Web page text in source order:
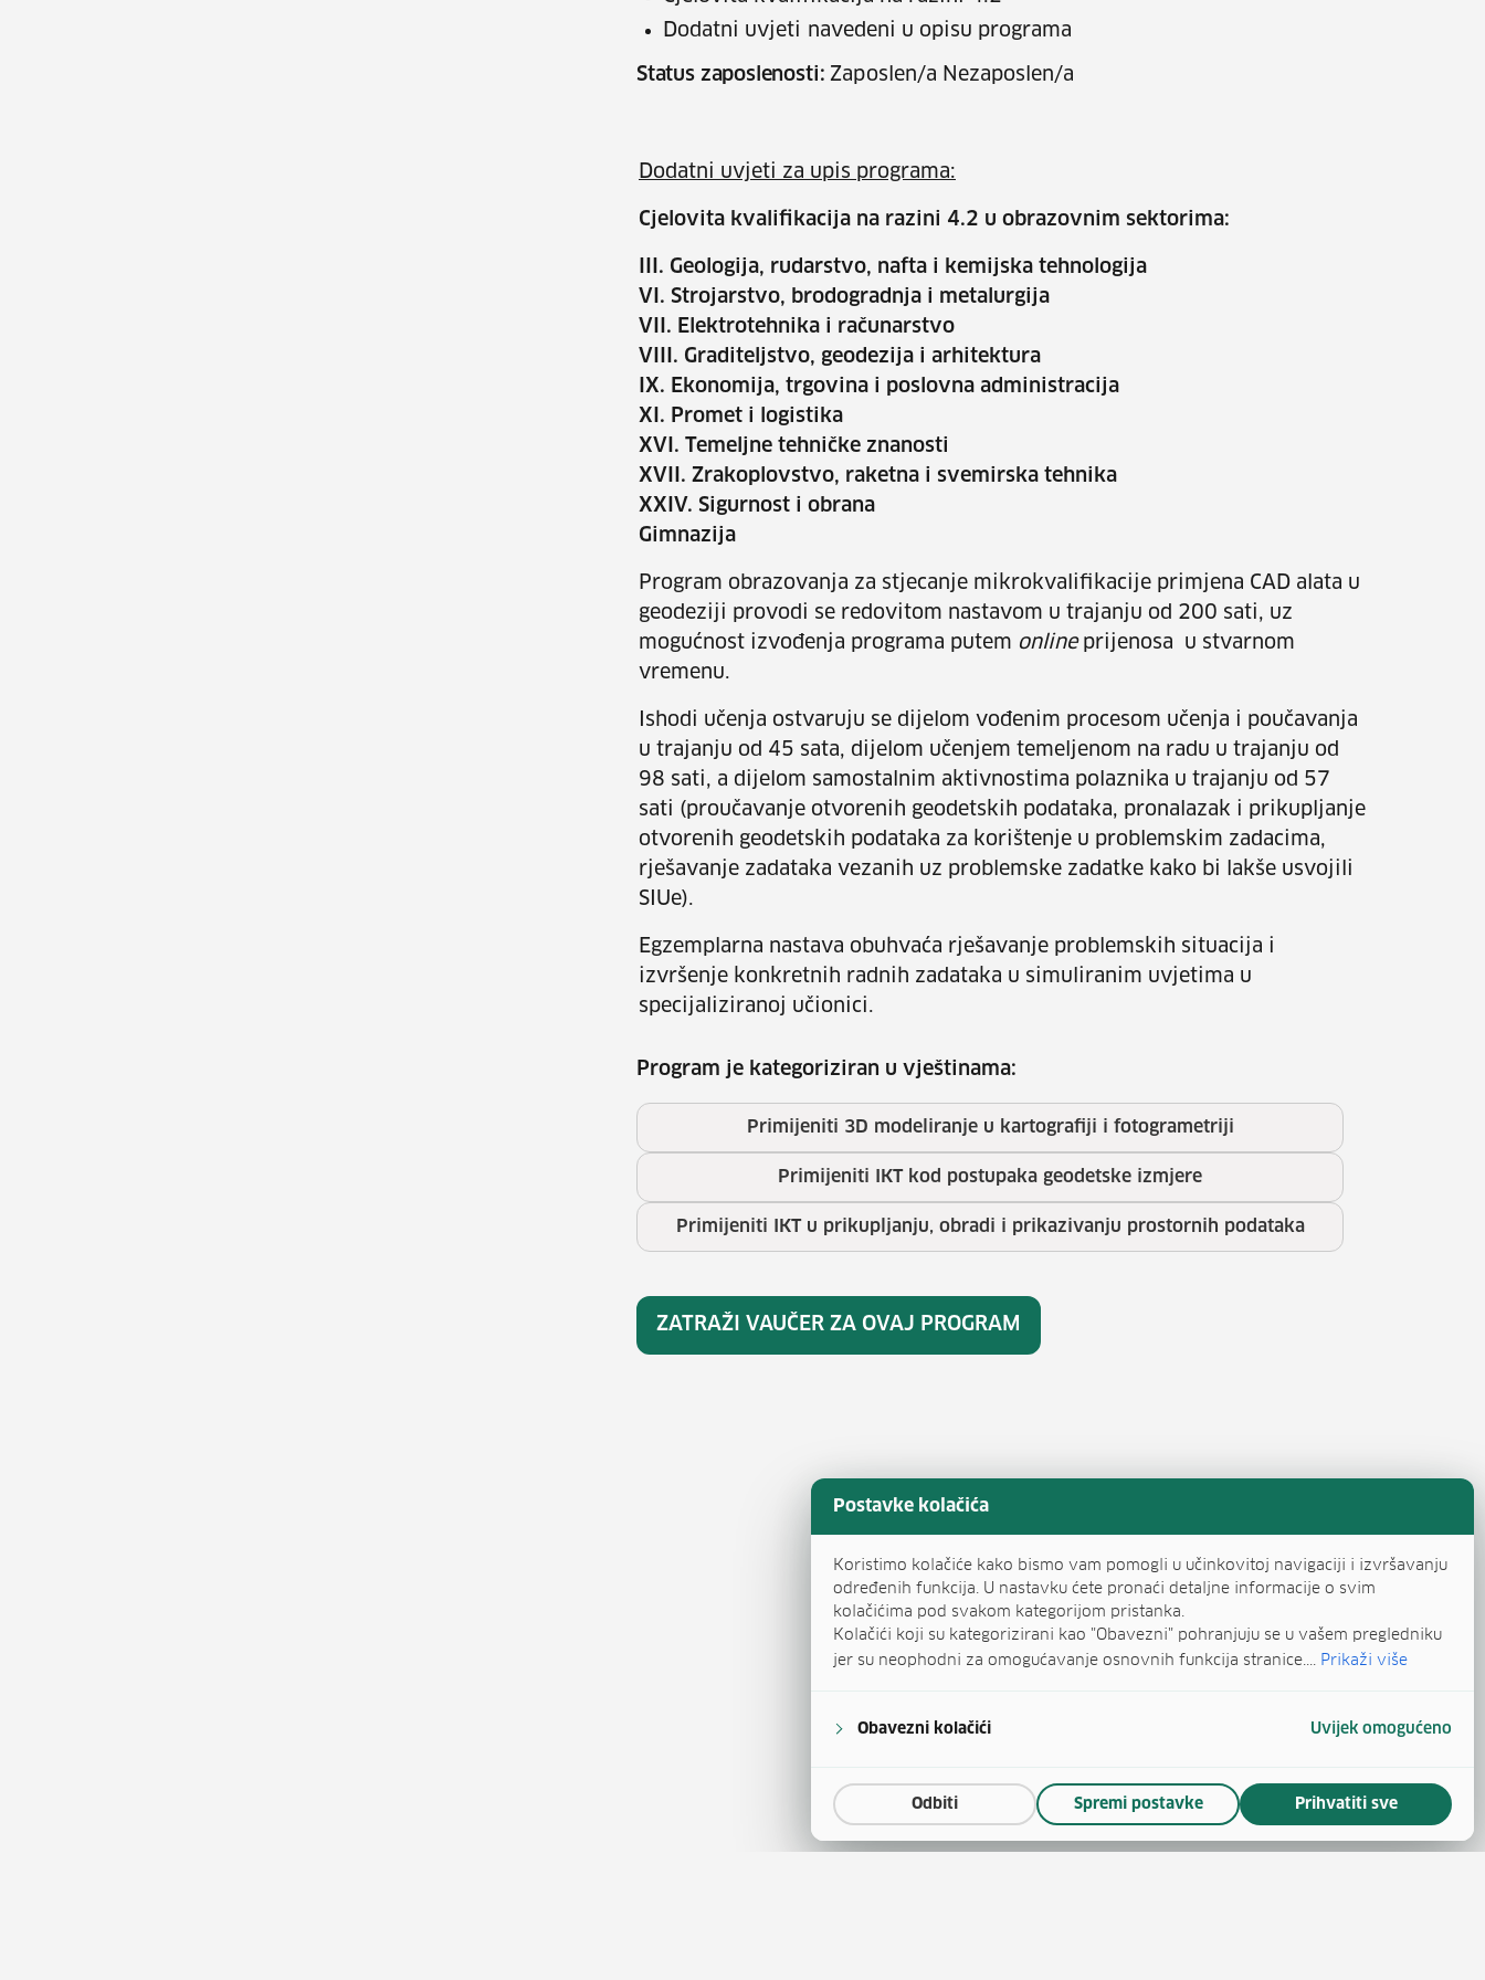
Postavke kolačića
Koristimo kolačiće kako bismo vam pomogli u učinkovitoj navigaciji i izvršavanju
određenih funkcija. U nastavku ćete pronaći detaljne informacije o svim
kolačićima pod svakom kategorijom pristanka.
Kolačići koji su kategorizirani kao "Obavezni" pohranjuju se u vašem pregledniku
jer su neophodni za omogućavanje osnovnih funkcija stranice.... Prikaži više
Obavezni kolačići Uvijek omogućeno
Odbiti Spremi postavke Prihvatiti sve
Dodatni uvjeti navedeni u opisu programa
Status zaposlenosti: Zaposlen/a Nezaposlen/a
Dodatni uvjeti za upis programa:
Cjelovita kvalifikacija na razini 4.2 u obrazovnim sektorima:
III. Geologija, rudarstvo, nafta i kemijska tehnologija
VI. Strojarstvo, brodogradnja i metalurgija
VII. Elektrotehnika i računarstvo
VIII. Graditeljstvo, geodezija i arhitektura
IX. Ekonomija, trgovina i poslovna administracija
XI. Promet i logistika
XVI. Temeljne tehničke znanosti
XVII. Zrakoplovstvo, raketna i svemirska tehnika
XXIV. Sigurnost i obrana
Gimnazija
Program obrazovanja za stjecanje mikrokvalifikacije primjena CAD alata u
geodeziji provodi se redovitom nastavom u trajanju od 200 sati, uz
mogućnost izvođenja programa putem onlineprijenosa u stvarnom
vremenu.
Ishodi učenja ostvaruju se dijelom vođenim procesom učenja i poučavanja
u trajanju od 45 sata, dijelom učenjem temeljenom na radu u trajanju od
98 sati, a dijelom samostalnim aktivnostima polaznika u trajanju od 57
sati (proučavanje otvorenih geodetskih podataka, pronalazak i prikupljanje
otvorenih geodetskih podataka za korištenje u problemskim zadacima,
rješavanje zadataka vezanih uz problemske zadatke kako bi lakše usvojili
SIUe).
Egzemplarna nastava obuhvaća rješavanje problemskih situacija i
izvršenje konkretnih radnih zadataka u simuliranim uvjetima u
specijaliziranoj učionici.
Program je kategoriziran u vještinama:
Primijeniti 3D modeliranje u kartografiji i fotogrametriji
Primijeniti IKT kod postupaka geodetske izmjere
Primijeniti IKT u prikupljanju, obradi i prikazivanju prostornih podataka
ZATRAŽI VAUČER ZA OVAJ PROGRAM